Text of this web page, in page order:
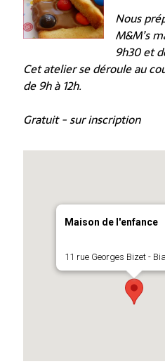
Nous
M&M’s
9h30 et
Cet atelier se déroule au
de 9h à 12h.
Gratuit - sur inscription
Maison de l'enfance
11 rue Georges Bizet -